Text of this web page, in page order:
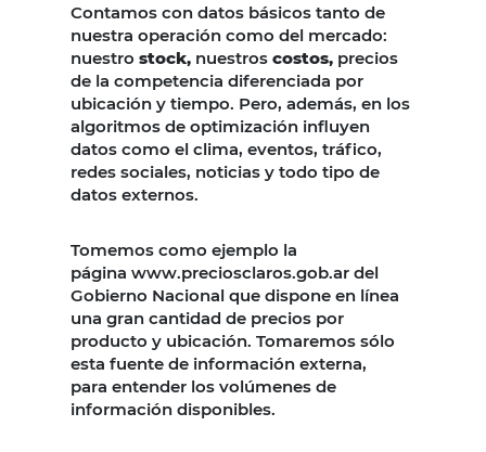
Contamos con datos básicos tanto de
nuestra operación como del mercado:
nuestro stock, nuestros costos, precios
de la competencia diferenciada por
ubicación y tiempo. Pero, además, en los
algoritmos de optimización influyen
datos como el clima, eventos, tráfico,
redes sociales, noticias y todo tipo de
datos externos.
Tomemos como ejemplo la
página www.preciosclaros.gob.ar del
Gobierno Nacional que dispone en línea
una gran cantidad de precios por
producto y ubicación. Tomaremos sólo
esta fuente de información externa,
para entender los volúmenes de
información disponibles.